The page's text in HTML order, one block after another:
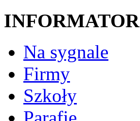
INFORMATOR
Na sygnale
Firmy
Szkoły